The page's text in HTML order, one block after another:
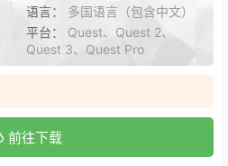
语言： 多国语言（包含中文）
平台： Quest、Quest 2、
Quest 3、Quest Pro
前往下载